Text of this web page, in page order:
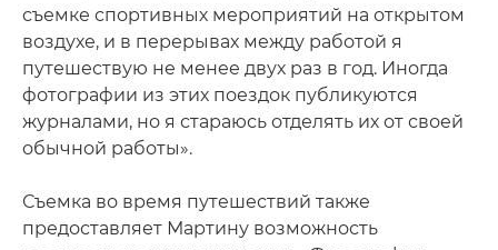
съемке спортивных мероприятий на открытом
воздухе, и в перерывах между работой я
путешествую не менее двух раз в год. Иногда
фотографии из этих поездок публикуются
журналами, но я стараюсь отделять их от своей
обычной работы».
Съемка во время путешествий также
предоставляет Мартину возможность